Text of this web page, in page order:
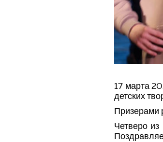
17 марта
детских
Призерами
Четверо